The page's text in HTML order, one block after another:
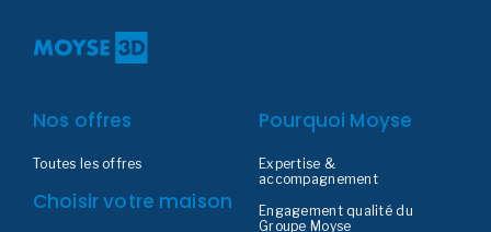
Nos offres
Toutes les offres
Choisir votre maison
Pourquoi Moyse
Expertise &
accompagnement
Engagement qualité du
Groupe Moyse